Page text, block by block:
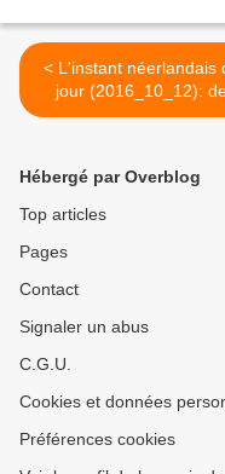
< L'instant néerlandais du
jour (2016_10_12):
Provinciale Staten en
Hébergé par Overblog
Top articles
Pages
Contact
Signaler un abus
C.G.U.
Cookies et données
Préférences cookies